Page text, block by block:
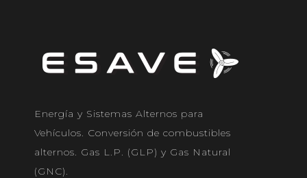
Energía y Sistemas Alternos para
Vehículos. Conversión de combustibles
alternos. Gas L.P. (GLP) y Gas Natural
(GNC).